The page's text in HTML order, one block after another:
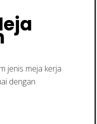
jenis meja kerja
dengan